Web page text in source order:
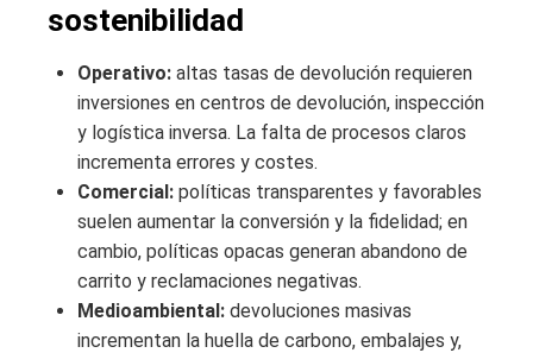
sostenibilidad
Operativo: altas tasas de devolución requieren
inversiones en centros de devolución, inspección
y logística inversa. La falta de procesos claros
incrementa errores y costes.
Comercial: políticas transparentes y favorables
suelen aumentar la conversión y la fidelidad; en
cambio, políticas opacas generan abandono de
carrito y reclamaciones negativas.
Medioambiental: devoluciones masivas
incrementan la huella de carbono, embalajes y,